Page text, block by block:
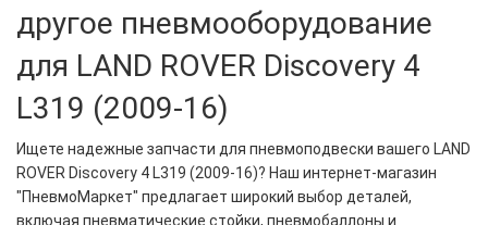
другое пневмооборудование
для LAND ROVER Discovery 4
L319 (2009-16)
Ищете надежные запчасти для пневмоподвески вашего LAND
ROVER Discovery 4 L319 (2009-16)? Наш интернет-магазин
"ПневмоМаркет" предлагает широкий выбор деталей,
включая пневматические стойки, пневмобаллоны и